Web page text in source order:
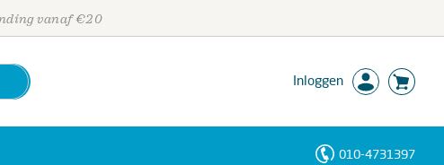
vanaf €20
Inloggen
010-4731397